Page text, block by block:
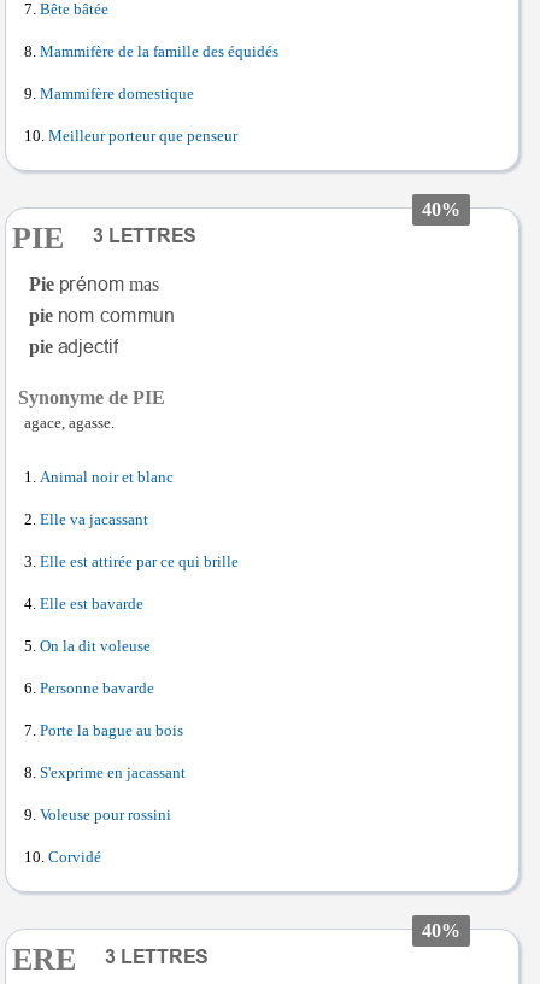
Bête bâtée
Mammifère de la famille des équidés
Mammifère domestique
Meilleur porteur que penseur
40%
PIE
Pie
mas
pie
pie
Synonyme de PIE
agace, agasse.
Animal noir et blanc
Elle va jacassant
Elle est attirée par ce qui brille
Elle est bavarde
On la dit voleuse
Personne bavarde
Porte la bague au bois
S'exprime en jacassant
Voleuse pour rossini
Corvidé
40%
ERE